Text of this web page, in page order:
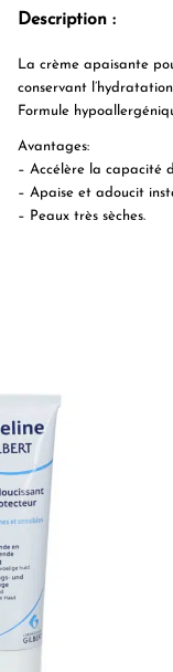
Description :
La crème apaisante
conservant
Formule
Avantages:
– Accélère la capacité
– Apaise et adoucit
– Peaux très sèches.